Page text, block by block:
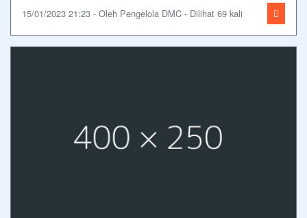
15/01/2023 21:23 - Oleh Pengelola DMC - Dilihat 69 kali